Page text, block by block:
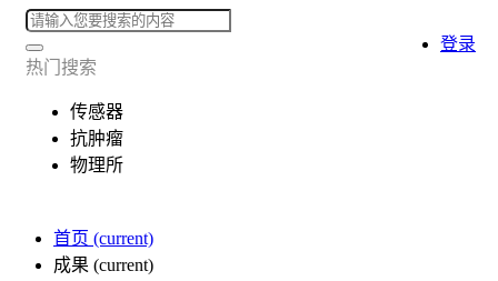
热门搜索
传感器
抗肿瘤
物理所
首页 (current)
成果 (current)
登录